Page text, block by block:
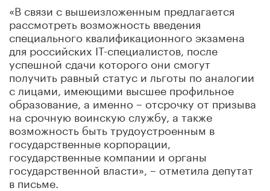
«В связи с вышеизложенным предлагается
рассмотреть возможность введения
специального квалификационного экзамена
для российских ІТ-специалистов, после
успешной сдачи которого они смогут
получить равный статус и льготы по аналогии
с лицами, имеющими высшее профильное
образование, а именно – отсрочку от призыва
на срочную воинскую службу, а также
возможность быть трудоустроенным в
государственные корпорации,
государственные компании и органы
государственной власти», – отметила депутат
в письме.